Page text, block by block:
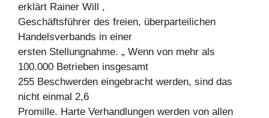
erklärt Rainer Will ,
Geschäftsführer des freien, überparteilichen
Handelsverbands in einer
ersten Stellungnahme. „ Wenn von mehr als
100.000 Betrieben insgesamt
255 Beschwerden eingebracht werden, sind das
nicht einmal 2,6
Promille. Harte Verhandlungen werden von allen